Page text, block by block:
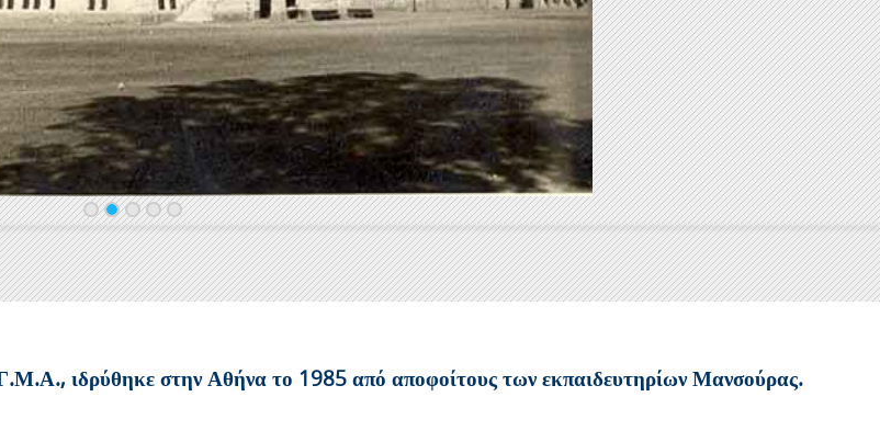
ιδρύθηκε στην Αθήνα το 1985 από αποφοίτους των εκπαιδευτηρίων Μανσούρας.